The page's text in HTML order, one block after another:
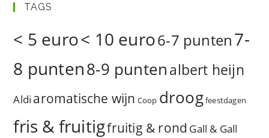
TAGS
< 5 euro< 10 euro6-7 punten7-
8 punten8-9 puntenalbert heijn
Aldi aromatische wijn Coop droogfeestdagen
fris & fruitigfruitig & rond Gall & Gall